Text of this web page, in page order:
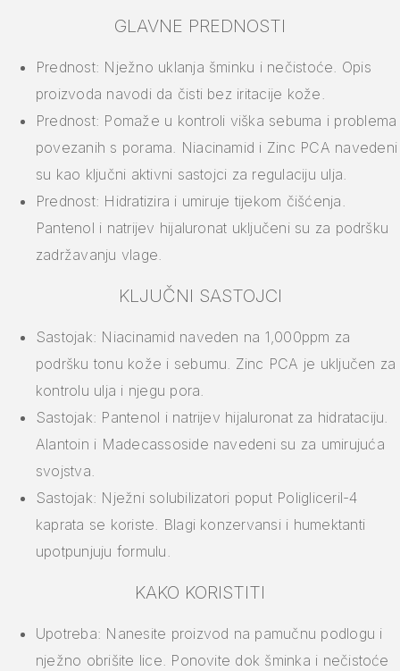
GLAVNE PREDNOSTI
Prednost: Nježno uklanja šminku i nečistoće. Opis
proizvoda navodi da čisti bez iritacije kože.
Prednost: Pomaže u kontroli viška sebuma i problema
povezanih s porama. Niacinamid i Zinc PCA navedeni
su kao ključni aktivni sastojci za regulaciju ulja.
Prednost: Hidratizira i umiruje tijekom čišćenja.
Pantenol i natrijev hijaluronat uključeni su za podršku
zadržavanju vlage.
KLJUČNI SASTOJCI
Sastojak: Niacinamid naveden na 1,000ppm za
podršku tonu kože i sebumu. Zinc PCA je uključen za
kontrolu ulja i njegu pora.
Sastojak: Pantenol i natrijev hijaluronat za hidrataciju.
Alantoin i Madecassoside navedeni su za umirujuća
svojstva.
Sastojak: Nježni solubilizatori poput Poligliceril-4
kaprata se koriste. Blagi konzervansi i humektanti
upotpunjuju formulu.
KAKO KORISTITI
Upotreba: Nanesite proizvod na pamučnu podlogu i
nježno obrišite lice. Ponovite dok šminka i nečistoće